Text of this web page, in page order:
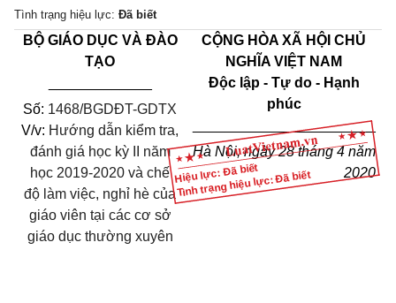
Tình trạng hiệu lực: Đã biết
Hiệu lực: Đã biết
Tình trạng hiệu lực: Đã biết
BỘ GIÁO DỤC VÀ ĐÀO
TẠO
Số: 1468/BGDĐT-GDTX
V/v: Hướng dẫn kiểm tra,
đánh giá học kỳ II năm
học 2019-2020 và chế
độ làm việc, nghỉ hè của
giáo viên tại các cơ sở
giáo dục thường xuyên
CỘNG HÒA XÃ HỘI CHỦ
NGHĨA VIỆT NAM
Độc lập - Tự do - Hạnh
phúc
_______________________
Hà Nội, ngày 28 tháng 4 năm
2020